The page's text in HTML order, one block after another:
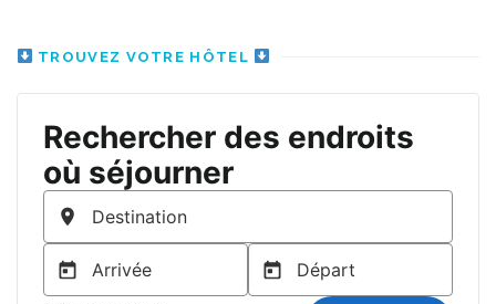
TROUVEZ VOTRE HÔTEL